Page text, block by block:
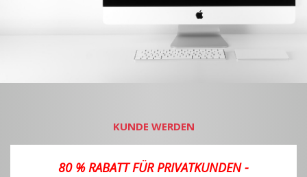
KUNDE WERDEN
80 % RABATT FÜR PRIVATKUNDEN -